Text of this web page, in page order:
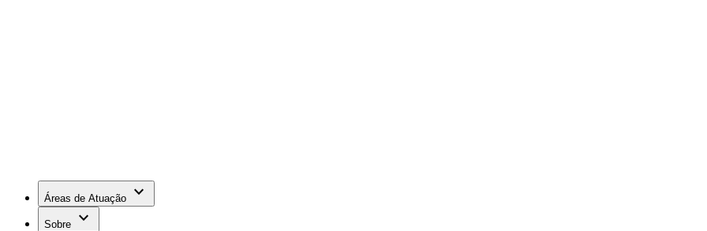
Áreas de Atuação keyboard_arrow_down
Sobre keyboard_arrow_down